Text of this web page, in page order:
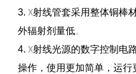
3. X射线管套采用整体铜棒
外辐射剂量低。
4. X射线光源的数字控制电
操作，使用更加简单，运行